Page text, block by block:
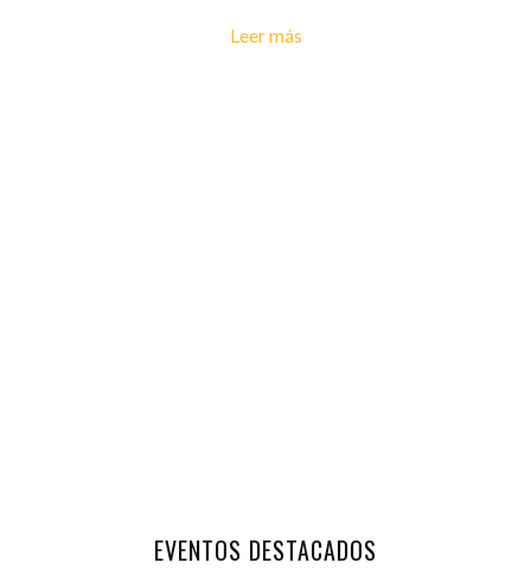
Leer más
EVENTOS DESTACADOS